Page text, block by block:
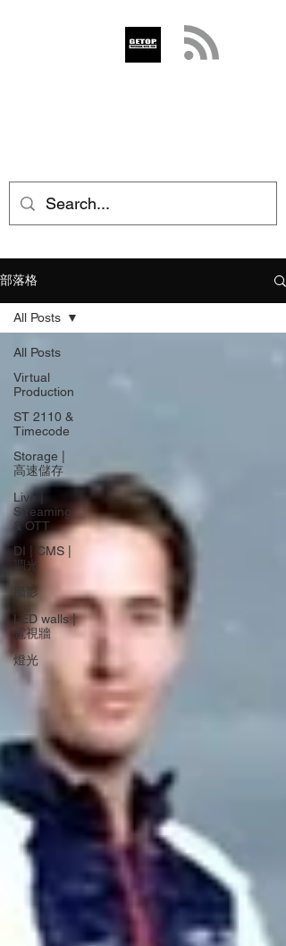
部落格
All Posts
Virtual
Production
ST 2110 &
Timecode
Storage |
高速儲存
Live |
Streaming
& OTT
DI | CMS |
調光
攝影
LED walls |
電視牆
燈光
All Posts